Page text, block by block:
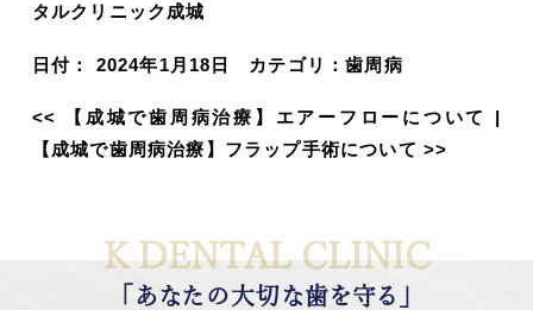
タルクリニック成城
日付： 2024年1月18日 カテゴリ：歯周病
<< 【成城で歯周病治療】エアーフローについて
【成城で歯周病治療】フラップ手術について>>
K DENTAL CLINIC
「あなたの大切な歯を守る」